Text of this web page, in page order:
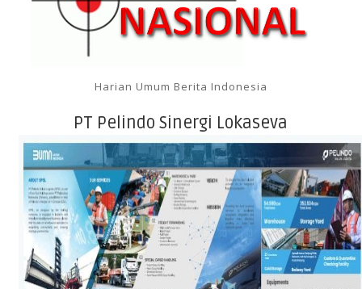
Harian Umum Berita Indonesia
PT Pelindo Sinergi Lokaseva